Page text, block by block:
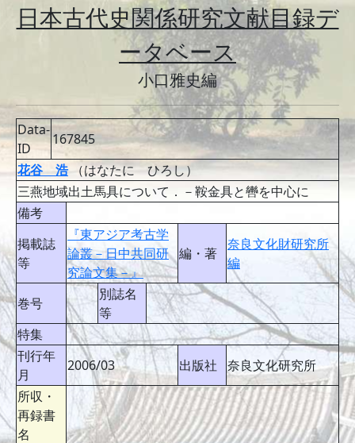
日本古代史関係研究文献目録デ
ータベース
小口雅史編
Data-
ID
167845
花谷 浩（はなたに ひろし）
三燕地域出土馬具について．－鞍金具と轡を中心に
備考
掲載誌
等
『東アジア考古学
論叢－日中共同研
究論文集－』
編・著
奈良文化財研究所
編
巻号
別誌名
等
特集
刊行年
月
2006/03 出版社
奈良文化研究所
所収・
再録書
名